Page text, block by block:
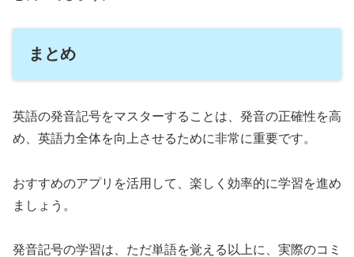
まとめ
英語の発音記号をマスターすることは、発音の正確性を高
め、英語力全体を向上させるために非常に重要です。
おすすめのアプリを活用して、楽しく効率的に学習を進め
ましょう。
発音記号の学習は、ただ単語を覚える以上に、実際のコミ